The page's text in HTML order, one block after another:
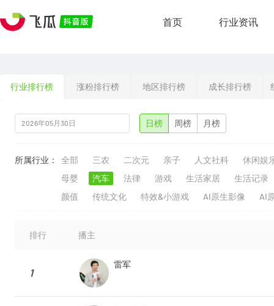
首页 行业资讯
行业排行榜 涨粉排行榜 地区排行榜 成长排行榜
日榜 周榜 月榜
所属行业： 全部 三农 二次元 亲子 人文社科
休闲娱
母婴
汽车 法律 游戏 生活家居
生活记录
颜值
传统文化 特效&小游戏 AI原生影像 AI
排行 播主
1
雷军